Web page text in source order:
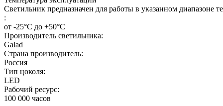
Светильник предназначен для работы в указанном диапазоне
:
от -25°С до +50°С
Производитель светильника:
Galad
Страна производитель:
Россия
Тип цоколя:
LED
Рабочий ресурс:
100 000 часов